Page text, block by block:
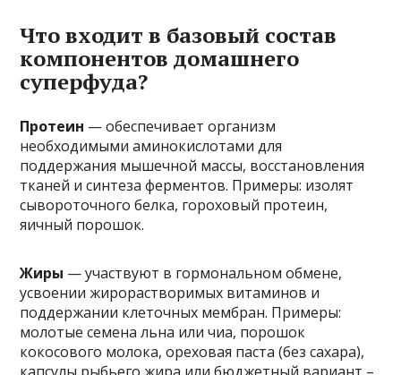
Что входит в базовый состав
компонентов домашнего
суперфуда?
Протеин — обеспечивает организм
необходимыми аминокислотами для
поддержания мышечной массы, восстановления
тканей и синтеза ферментов. Примеры: изолят
сывороточного белка, гороховый протеин,
яичный порошок.
Жиры — участвуют в гормональном обмене,
усвоении жирорастворимых витаминов и
поддержании клеточных мембран. Примеры:
молотые семена льна или чиа, порошок
кокосового молока, ореховая паста (без сахара),